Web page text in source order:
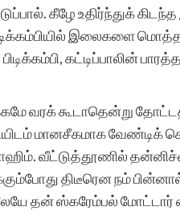
கீழே உதிர்ந்துக்
இலைகளை
கட்டிப்பாலின்
வரக் கூடாதென்று
மானசீகமாக
வீட்டுத்தூணில்
திடீரென நம் பின்னால்
தன் ஸ்கரேம்பல் மோட்டார்